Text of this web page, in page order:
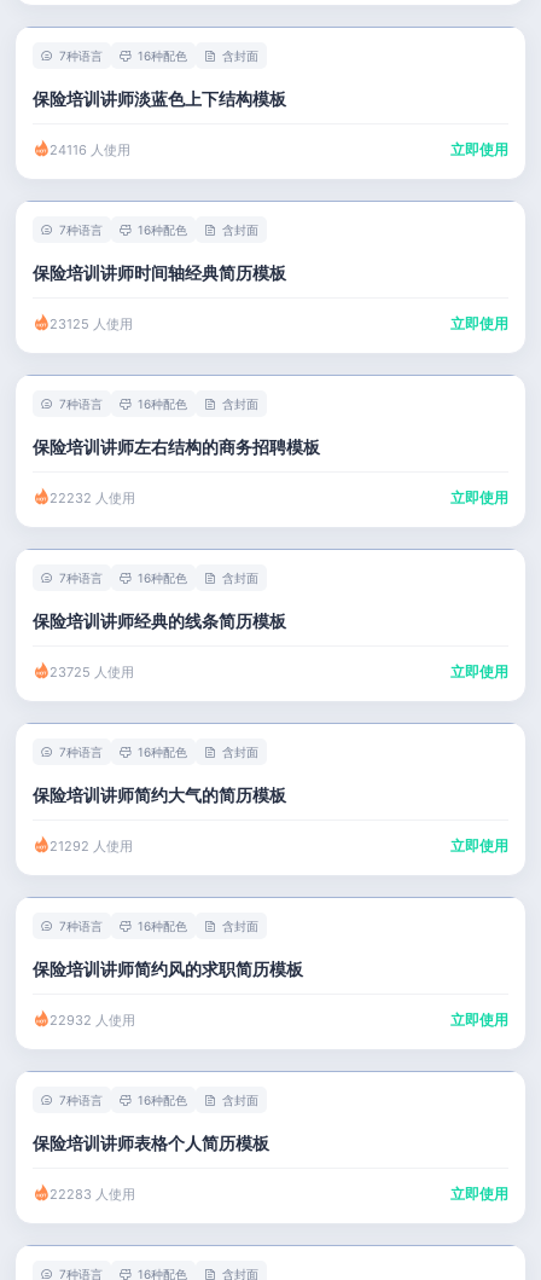
7种语言 16种配色 含封面
保险培训讲师淡蓝色上下结构模板
24116 人使用 立即使用
7种语言 16种配色 含封面
保险培训讲师时间轴经典简历模板
23125 人使用 立即使用
7种语言 16种配色 含封面
保险培训讲师左右结构的商务招聘模板
22232 人使用 立即使用
7种语言 16种配色 含封面
保险培训讲师经典的线条简历模板
23725 人使用 立即使用
7种语言 16种配色 含封面
保险培训讲师简约大气的简历模板
21292 人使用 立即使用
7种语言 16种配色 含封面
保险培训讲师简约风的求职简历模板
22932 人使用 立即使用
7种语言 16种配色 含封面
保险培训讲师表格个人简历模板
22283 人使用 立即使用
7种语言 16种配色 含封面